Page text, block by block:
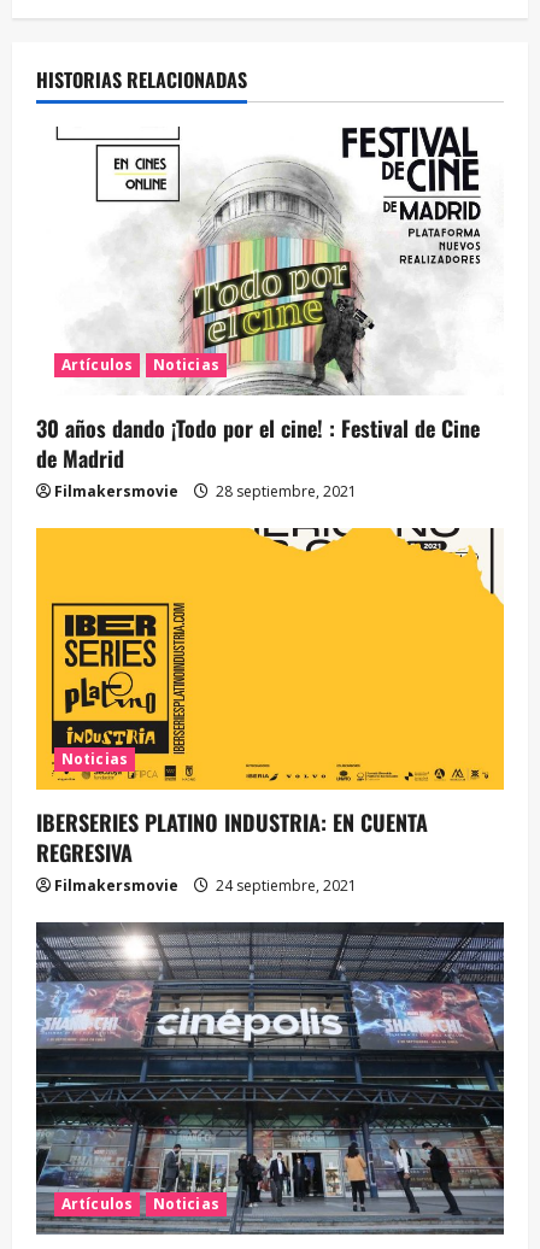
HISTORIAS RELACIONADAS
Artículos Noticias
30 años dando ¡Todo por el cine! : Festival de Cine
de Madrid
Filmakersmovie 28 septiembre, 2021
Noticias
IBERSERIES PLATINO INDUSTRIA: EN CUENTA
REGRESIVA
Filmakersmovie 24 septiembre, 2021
Artículos Noticias